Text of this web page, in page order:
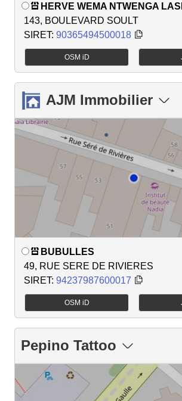
HERVE WEMA NTWENGA
143, BOULEVARD SOULT
SIRET: 90365494500018
OSM iD
AJM Immobilier
BUBULLES
49, RUE SERE DE RIVIERES
SIRET: 94237987600017
OSM iD
Pepino Tattoo